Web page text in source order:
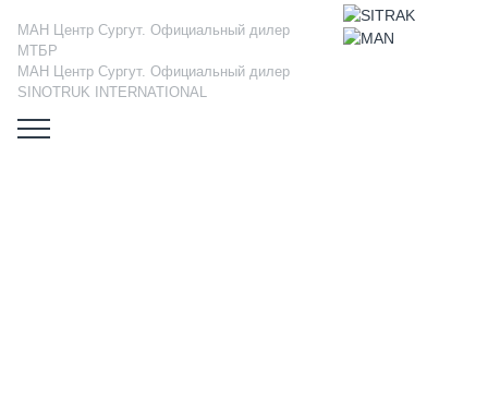
МАН Центр Сургут. Официальный дилер
МТБР
МАН Центр Сургут. Официальный дилер
SINOTRUK INTERNATIONAL